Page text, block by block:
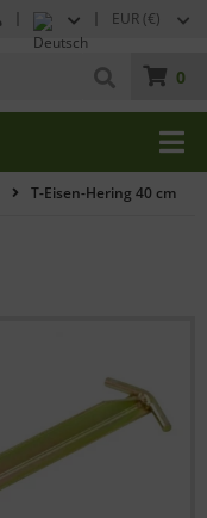
EUR (€)
0
T-Eisen-Hering 40 cm